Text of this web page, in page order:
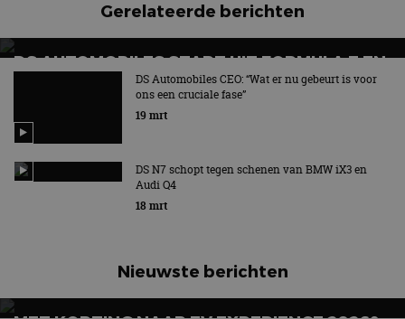
Gerelateerde berichten
DS AUTOMOBILES STAPT UIT FORMULA E EN
GAAT WAT ANDERS DOEN
DS Automobiles springt in het diepe
DS Automobiles CEO: “Wat er nu gebeurt is voor
ons een cruciale fase”
19 mrt
DS N7 schopt tegen schenen van BMW iX3 en
Audi Q4
18 mrt
Nieuwste berichten